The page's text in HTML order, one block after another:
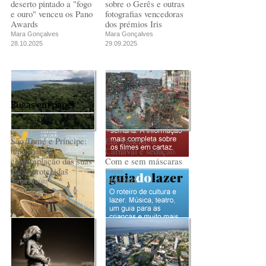
deserto pintado a "fogo
e ouro" venceu os Pano
Awards
Mara Gonçalves
28.10.2025
sobre o Gerês e outras
fotografias vencedoras
dos prémios Iris
Mara Gonçalves
29.09.2025
São Tomé e Príncipe:
um olhar de
contemplação das suas
áreas protegidas
Jorge Araújo
24.03.2025
Em Veneza, o
Carnaval é sedução.
Com e sem máscaras
Fugas
18.02.2025
Fugas em papel
PUB